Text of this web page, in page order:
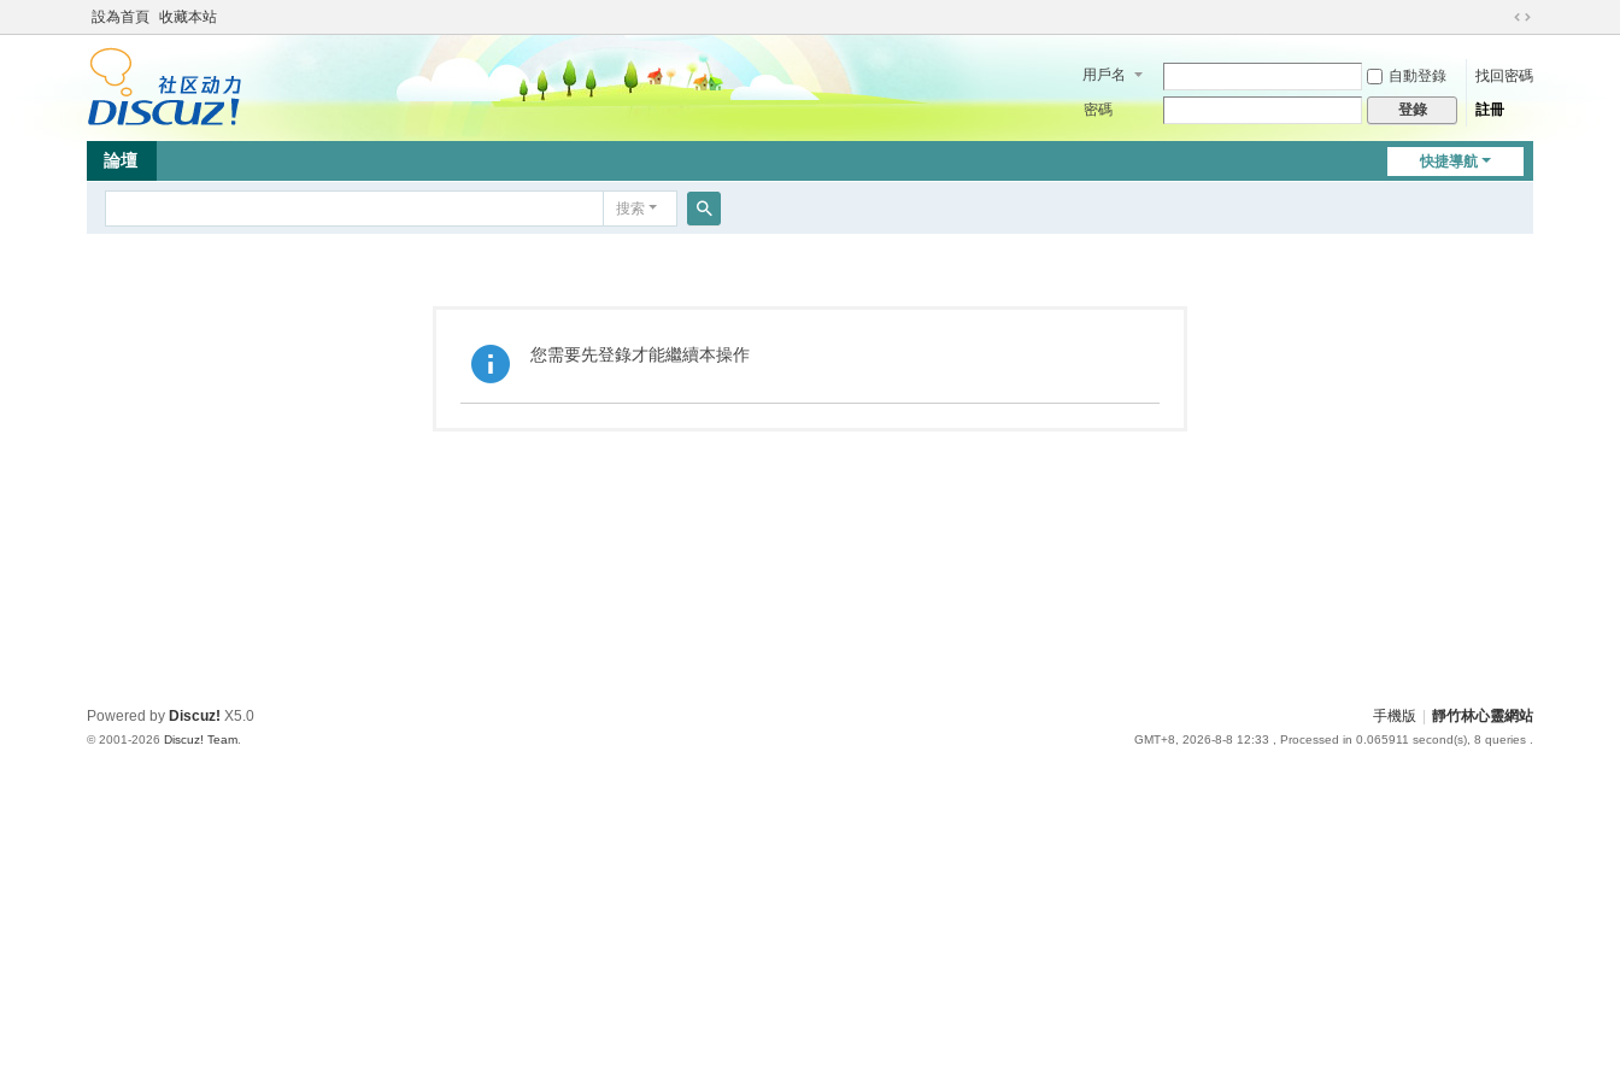
設為首頁 收藏本站
切
到
用戶名 自動登錄
找回密碼
密碼
登錄 註冊
快捷導航
論壇
搜索
您需要先登錄才能繼續本操作
手機版 靜竹林心靈網站
GMT+8, 2026-8-8 12:33 , Processed in 0.065911 second(s), 8 queries .
Powered by Discuz! X5.0
© 2001-2026 Discuz! Team